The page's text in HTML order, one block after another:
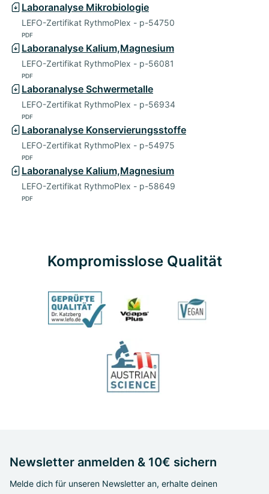
Laboranalyse Mikrobiologie
LEFO-Zertifikat RythmoPlex - p-54750
PDF
Laboranalyse Kalium,Magnesium
LEFO-Zertifikat RythmoPlex - p-56081
PDF
Laboranalyse Schwermetalle
LEFO-Zertifikat RythmoPlex - p-56934
PDF
Laboranalyse Konservierungsstoffe
LEFO-Zertifikat RythmoPlex - p-54975
PDF
Laboranalyse Kalium,Magnesium
LEFO-Zertifikat RythmoPlex - p-58649
PDF
Kompromisslose Qualität
Newsletter anmelden & 10€ sichern
Melde dich für unseren Newsletter an, erhalte deinen